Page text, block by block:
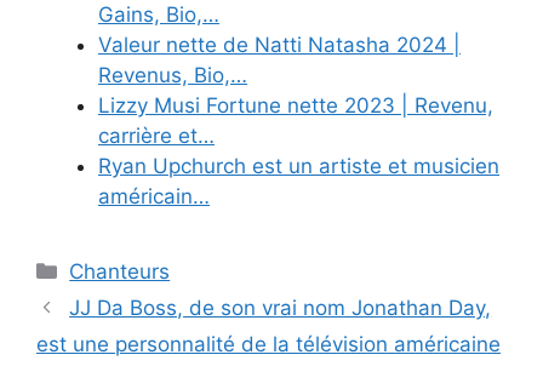
Gains, Bio,…
Valeur nette de Natti Natasha 2024 |
Revenus, Bio,…
Lizzy Musi Fortune nette 2023 | Revenu,
carrière et…
Ryan Upchurch est un artiste et musicien
américain…
Categories
Chanteurs
JJ Da Boss, de son vrai nom Jonathan Day,
est une personnalité de la télévision américaine